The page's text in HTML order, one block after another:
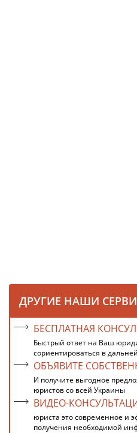
ДРУГИЕ НАШИ
БЕСПЛАТНАЯ
Быстрый ответ на Ваш
сориентироваться в
ОБЪЯВИТЕ
И получите выгодное
юристов со всей Украины
ВИДЕО-
юриста это современное и
получения необходимой